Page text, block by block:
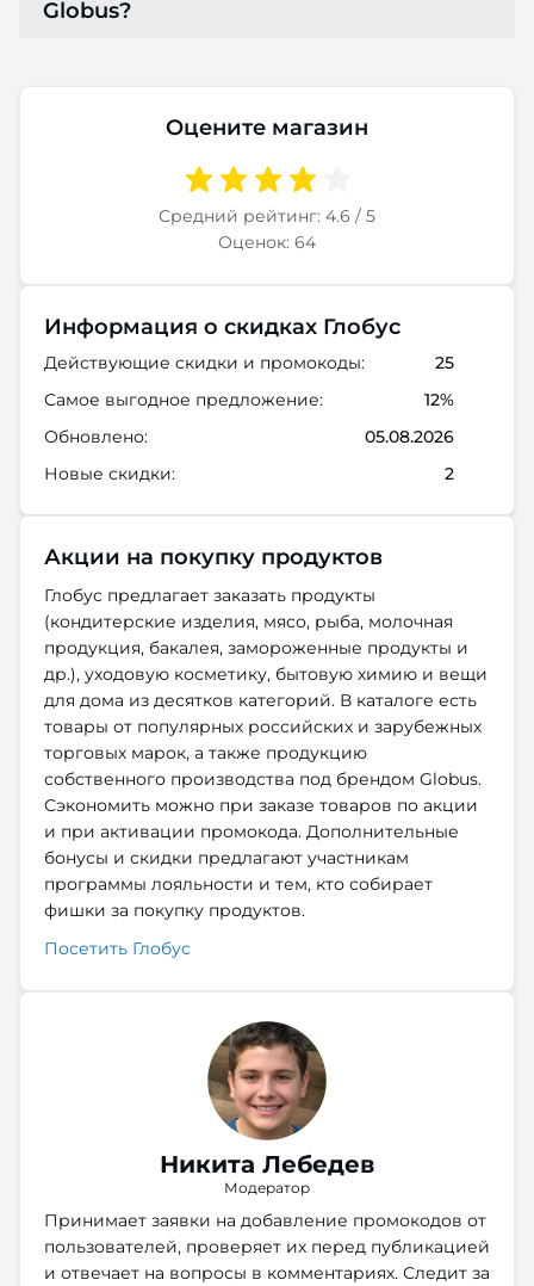
Globus?
Оцените магазин
Средний рейтинг: 4.6 / 5
Оценок: 64
Информация о скидках Глобус
Действующие скидки и промокоды:
25
Самое выгодное предложение:
12%
Обновлено:
05.08.2026
Новые скидки:
2
Акции на покупку продуктов
Глобус предлагает заказать продукты
(кондитерские изделия, мясо, рыба, молочная
продукция, бакалея, замороженные продукты и
др.), уходовую косметику, бытовую химию и вещи
для дома из десятков категорий. В каталоге есть
товары от популярных российских и зарубежных
торговых марок, а также продукцию
собственного производства под брендом Globus.
Сэкономить можно при заказе товаров по акции
и при активации промокода. Дополнительные
бонусы и скидки предлагают участникам
программы лояльности и тем, кто собирает
фишки за покупку продуктов.
Посетить Глобус
Никита Лебедев
Модератор
Принимает заявки на добавление промокодов от
пользователей, проверяет их перед публикацией
и отвечает на вопросы в комментариях. Следит за